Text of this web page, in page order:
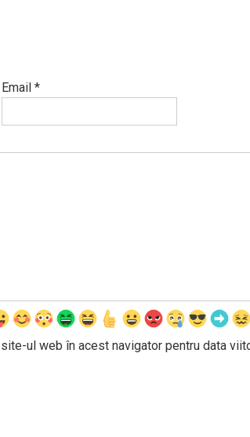
Email *
ul web în acest navigator pentru data